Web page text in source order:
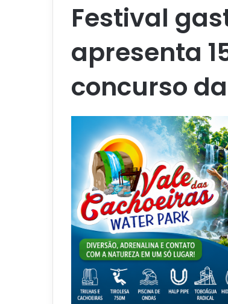
Festival
apresenta
concurso